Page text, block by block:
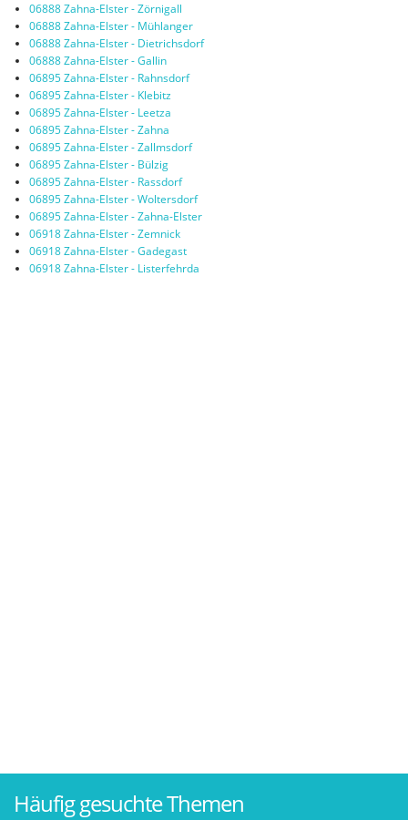
06888 Zahna-Elster - Zörnigall
06888 Zahna-Elster - Mühlanger
06888 Zahna-Elster - Dietrichsdorf
06888 Zahna-Elster - Gallin
06895 Zahna-Elster - Rahnsdorf
06895 Zahna-Elster - Klebitz
06895 Zahna-Elster - Leetza
06895 Zahna-Elster - Zahna
06895 Zahna-Elster - Zallmsdorf
06895 Zahna-Elster - Bülzig
06895 Zahna-Elster - Rassdorf
06895 Zahna-Elster - Woltersdorf
06895 Zahna-Elster - Zahna-Elster
06918 Zahna-Elster - Zemnick
06918 Zahna-Elster - Gadegast
06918 Zahna-Elster - Listerfehrda
Häufig gesuchte Themen